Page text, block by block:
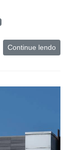
Continue lendo